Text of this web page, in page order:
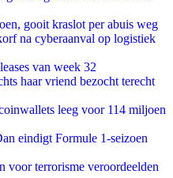
gooit kraslot per abuis weg
na cyberaanval op logistiek
van week 32
haar vriend bezocht terecht
leeg voor 114 miljoen
eindigt Formule 1-seizoen
voor terrorisme veroordeelden